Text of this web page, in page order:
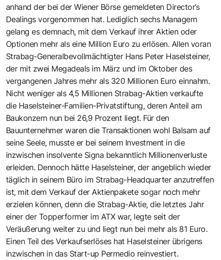
anhand der bei der Wiener Börse gemeldeten Director’s
Dealings vorgenommen hat. Lediglich sechs Managern
gelang es demnach, mit dem Verkauf ihrer Aktien oder
Optionen mehr als eine Million Euro zu erlösen. Allen voran
Strabag-Generalbevollmächtigter Hans Peter Haselsteiner,
der mit zwei Megadeals im März und im Oktober des
vergangenen Jahres mehr als 320 Millionen Euro einnahm.
Nicht weniger als 4,5 Millionen Strabag-Aktien verkaufte
die Haselsteiner-Familien-Privatstiftung, deren Anteil am
Baukonzern nun bei 26,9 Prozent liegt. Für den
Bauunternehmer waren die Transaktionen wohl Balsam auf
seine Seele, musste er bei seinem Investment in die
inzwischen insolvente Signa bekanntlich Millionenverluste
erleiden. Dennoch hätte Haselsteiner, der angeblich wieder
täglich in seinem Büro im Strabag-Headquarter anzutreffen
ist, mit dem Verkauf der Aktienpakete sogar noch mehr
erzielen können, denn die Strabag-Aktie, die letztes Jahr
einer der Topperformer im ATX war, legte seit der
Veräußerung weiter zu und liegt nun bei mehr als 81 Euro.
Einen Teil des Verkaufserlöses hat Haselsteiner übrigens
inzwischen in das Start-up Permedio reinvestiert.